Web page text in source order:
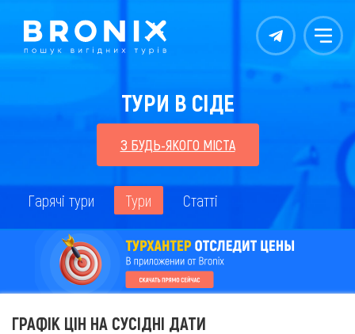
Контакты Меню
ТУРИ В СІДЕ
З БУДЬ-ЯКОГО МІСТА
Гарячі тури Тури Статті
ГРАФІК ЦІН НА СУСІДНІ ДАТИ